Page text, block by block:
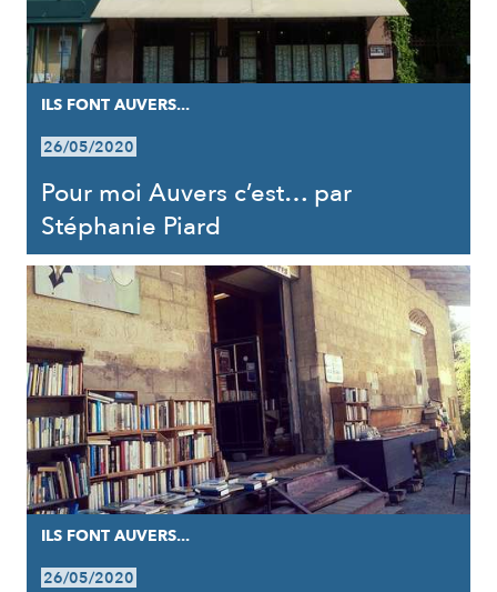
ILS FONT AUVERS...
26/05/2020
Pour moi Auvers c’est… par
Stéphanie Piard
ILS FONT AUVERS...
26/05/2020